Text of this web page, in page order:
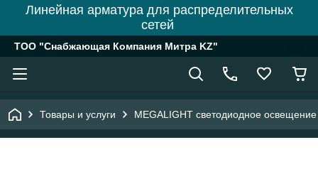
Линейная арматура для распределительных
сетей
ТОО "Снабжающая Компания Митра KZ"
Товары и услуги MEGALIGHT светодиодное освещение